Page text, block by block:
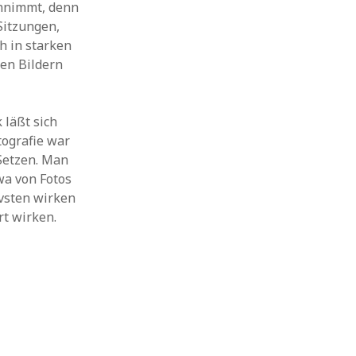
denn
in starken
Bildern
läßt sich
war
Man
von Fotos
wirken
wirken.